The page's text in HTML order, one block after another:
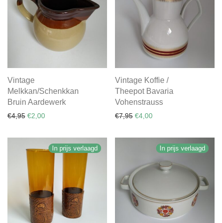
Vintage
Melkkan/Schenkkan
Bruin Aardewerk
€4,95 Oorspronkelijke prijs was: €4,95.
€2,00Huidige prijs is: €2,00.
Vintage Koffie /
Theepot Bavaria
Vohenstrauss
€7,95 Oorspronkelijke prijs was:
€4,00Huidige prijs is: €4,00.
In prijs verlaagd In prijs verlaagd